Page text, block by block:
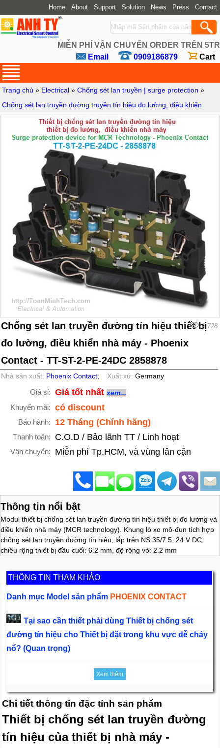
Home About Support Solution News Press Contact
MIỄN PHÍ VẬN CHUYỂN ORDER TRÊN 5TR
Email
0909186879 Cart
Trang chủ » Electrical »Chống sét lan truyền | surge protection »
Chống sét lan truyền đường truyền tín hiệu đo lường, điều khiển
Chống sét lan truyền đường tín hiệu thiết bị
đo lường, điều khiển nhà máy - Phoenix
Contact - TT-ST-2-PE-24DC 2858878
2,728
Nhà sản xuất: Phoenix Contact; Xuất xứ:Germany
Giá sỉ: Giá tốt nhấtxem...
Khuyến mãi: có discount
Bảo hành: 12 Tháng (Chính hãng)
Thanh toán: C.O.D / Bảo lãnh TT / Linh hoạt
Vận chuyển: Miễn phí Tp.HCM, và vùng lân cận
Thông tin nổi bật
Modul thiết bị chống sét lan truyền đường tín hiệu thiết bị đo lường và
điều khiển nhà máy (MCR technology). Khung lò xo mô-đun tích hợp
chống sét lan truyền đường tín hiệu, lắp trên NS 35/7.5, 24 V DC,
chiều rộng thiết bị đầu cuối: 6.2 mm, độ rộng vỏ: 2.2 mm
THÔNG TIN THAM KHẢO
Danh mục Model sản phẩm PHOENIX CONTACT
Tại sao cần thiết phải dùng Thiết bị chống sét
đường tín hiệu cho Thiết bị đặt trong khu vực dễ cháy
nổ? (Quan trọng)
Xem thêm
Chi tiết thông tin đặc tính sản phẩm
Thiết bị chống sét lan truyền đường
tín hiệu của thiết bị nhà máy -